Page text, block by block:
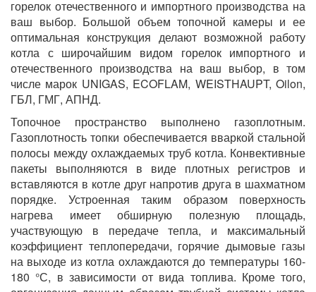
горелок отечественного и импортного производства на
ваш выбор. Большой объем топочной камеры и ее
оптимальная конструкция делают возможной работу
котла с широчайшим видом горелок импортного и
отечественного производства на ваш выбор, в том
числе марок UNIGAS, ECOFLAM, WEISTHAUPT, Oilon,
ГБЛ, ГМГ, АПНД.
Топочное пространство выполнено газоплотным.
Газоплотность топки обеспечивается вваркой стальной
полосы между охлаждаемых труб котла. Конвективные
пакеты выполняются в виде плотных регистров и
вставляются в котле друг напротив друга в шахматном
порядке. Устроенная таким образом поверхность
нагрева имеет обширную полезную площадь,
участвующую в передаче тепла, и максимальный
коэффициент теплопередачи, горячие дымовые газы
на выходе из котла охлаждаются до температуры 160-
180 °С, в зависимости от вида топлива. Кроме того,